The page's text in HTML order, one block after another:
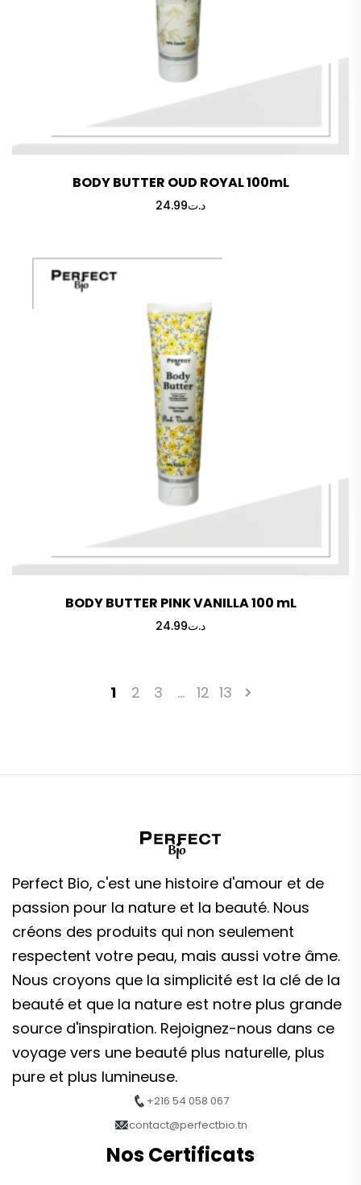
BODY BUTTER OUD ROYAL 100mL
د.ت24.99
BODY BUTTER PINK VANILLA 100 mL
د.ت24.99
1 2 3 … 12 13
Perfect Bio, c'est une histoire d'amour et de
passion pour la nature et la beauté. Nous
créons des produits qui non seulement
respectent votre peau, mais aussi votre âme.
Nous croyons que la simplicité est la clé de la
beauté et que la nature est notre plus grande
source d'inspiration. Rejoignez-nous dans ce
voyage vers une beauté plus naturelle, plus
pure et plus lumineuse.
+216 54 058 067
contact@perfectbio.tn
Nos Certificats